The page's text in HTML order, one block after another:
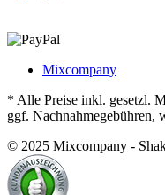
Mixcompany
* Alle Preise inkl. gesetzl.
ggf. Nachnahmegebühren,
© 2025 Mixcompany -